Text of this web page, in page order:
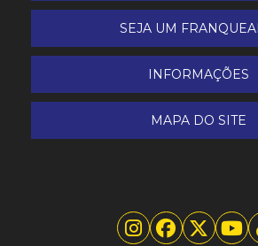
SEJA UM
INFORMAÇÕES
MAPA DO SITE